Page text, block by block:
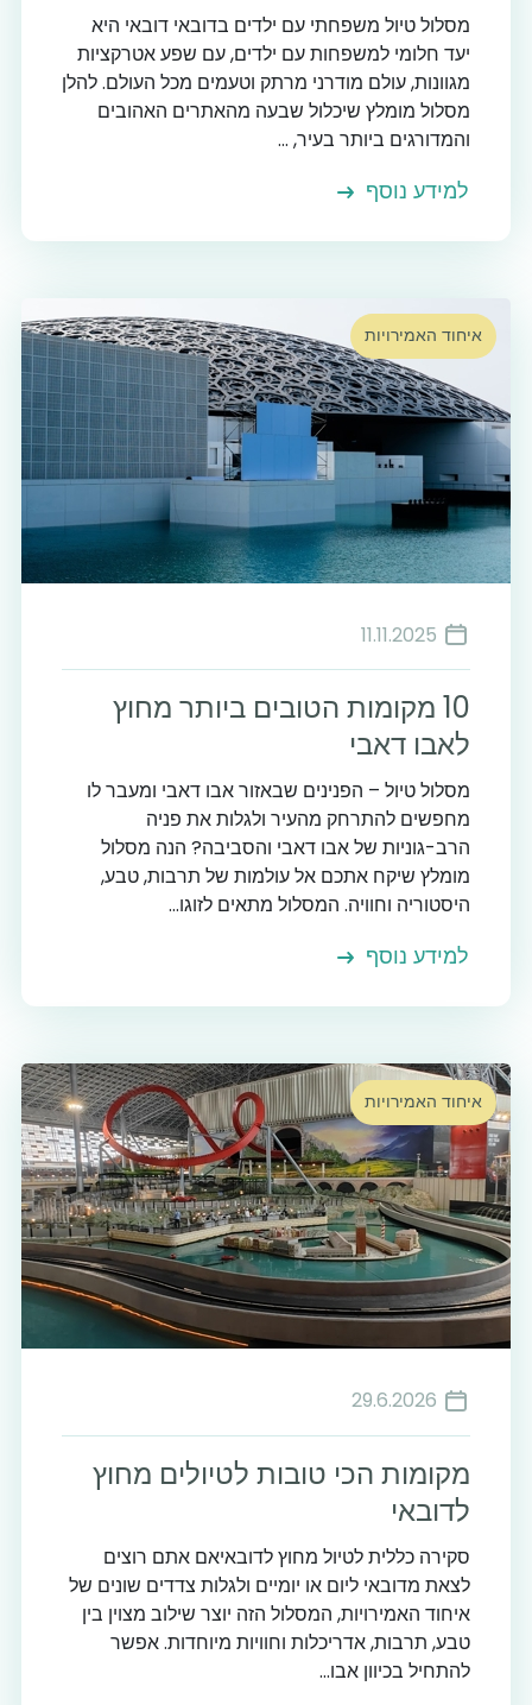
מסלול טיול משפחתי עם ילדים בדובאי דובאי היא
יעד חלומי למשפחות עם ילדים, עם שפע אטרקציות
מגוונות, עולם מודרני מרתק וטעמים מכל העולם. להלן
מסלול מומלץ שיכלול שבעה מהאתרים האהובים
והמדורגים ביותר בעיר, ...
למידע נוסף
איחוד האמירויות
11.11.2025
10 מקומות הטובים ביותר מחוץ
לאבו דאבי
מסלול טיול – הפנינים שבאזור אבו דאבי ומעבר לו
מחפשים להתרחק מהעיר ולגלות את פניה
הרב-גוניות של אבו דאבי והסביבה? הנה מסלול
מומלץ שיקח אתכם אל עולמות של תרבות, טבע,
היסטוריה וחוויה. המסלול מתאים לזוגו...
למידע נוסף
איחוד האמירויות
29.6.2026
מקומות הכי טובות לטיולים מחוץ
לדובאי
סקירה כללית לטיול מחוץ לדובאיאם אתם רוצים
לצאת מדובאי ליום או יומיים ולגלות צדדים שונים של
איחוד האמירויות, המסלול הזה יוצר שילוב מצוין בין
טבע, תרבות, אדריכלות וחוויות מיוחדות. אפשר
להתחיל בכיוון אבו...